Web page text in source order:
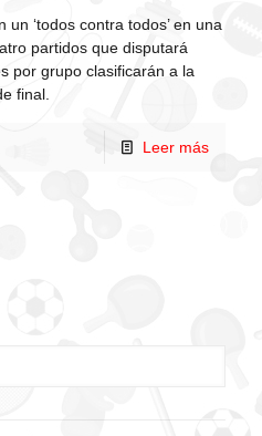
‘todos contra todos’ en una
partidos que disputará
por grupo clasificarán a la
final.
Leer más